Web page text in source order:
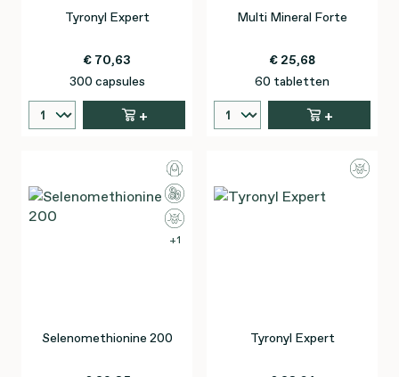
Tyronyl Expert
€ 70,63
300 capsules
+
Multi Mineral Forte
€ 25,68
60 tabletten
+
1
Selenomethionine 200 Tyronyl Expert